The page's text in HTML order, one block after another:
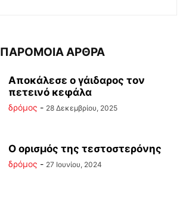
ΠΑΡΟΜΟΙΑ ΑΡΘΡΑ
Αποκάλεσε ο γάιδαρος τον
πετεινό κεφάλα
δρόμος - 28 Δεκεμβρίου, 2025
Ο ορισμός της τεστοστερόνης
δρόμος - 27 Ιουνίου, 2024